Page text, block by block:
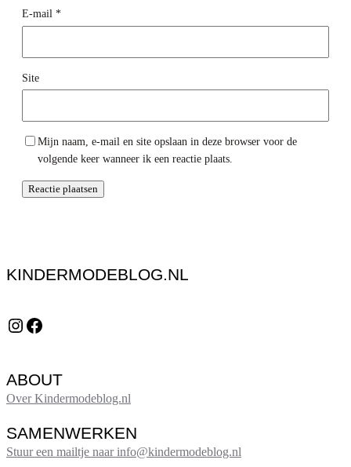
E-mail *
Site
Mijn naam, e-mail en site opslaan in deze browser voor de
volgende keer wanneer ik een reactie plaats.
KINDERMODEBLOG.NL
Instagram Facebook
ABOUT
Over Kindermodeblog.nl
SAMENWERKEN
Stuur een mailtje naar info@kindermodeblog.nl